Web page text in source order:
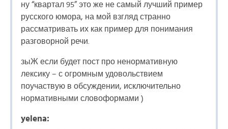
ну “квартал 95” это же не самый лучший пример
русского юмора, на мой взгляд странно
рассматривать их как пример для понимания
разговорной речи.
зыЖ если будет пост про ненормативную
лексику – с огромным удовольствием
поучаствую в обсуждении, исключительно
нормативными словоформами )
yelena: